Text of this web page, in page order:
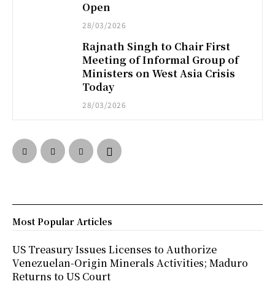
Open
28/03/2026
Rajnath Singh to Chair First
Meeting of Informal Group of
Ministers on West Asia Crisis
Today
28/03/2026
Most Popular Articles
US Treasury Issues Licenses to Authorize
Venezuelan-Origin Minerals Activities; Maduro
Returns to US Court